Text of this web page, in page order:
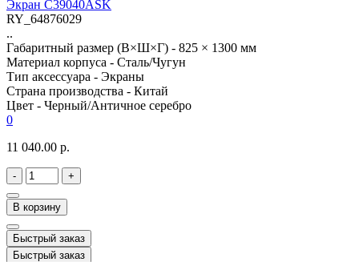
Экран C39040ASK
RY_64876029
..
Габаритный размер (В×Ш×Г) - 825 × 1300 мм
Материал корпуса - Сталь/Чугун
Тип аксессуара - Экраны
Страна производства - Китай
Цвет - Черный/Античное серебро
0
11 040.00 р.
- +
В корзину
Быстрый заказ
Быстрый заказ